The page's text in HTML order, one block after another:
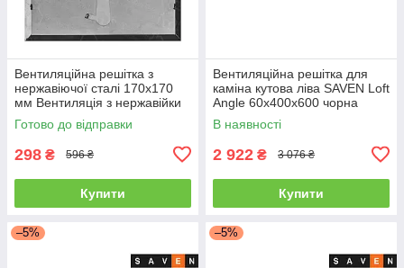
Вентиляційна решітка з
нержавіючої сталі 170x170
мм Вентиляція з нержавійки
для печі
Готово до відправки
298 ₴ 596 ₴
Купити
Вентиляційна решітка для
каміна кутова ліва SAVEN Loft
Angle 60х400х600 чорна
В наявності
2 922 ₴ 3 076 ₴
Купити
–5% –5%